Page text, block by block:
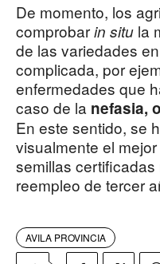
De momento, los
comprobarin situ la
de las variedades
complicada, por
enfermedades que
caso de la nefasia,
En este sentido, se
visualmente el
semillas
reempleo de tercer
AVILA PROVINCIA